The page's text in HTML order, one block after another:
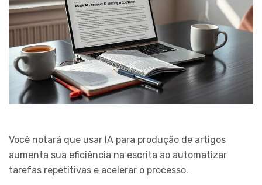
Você notará que usar IA para produção de artigos
aumenta sua eficiência na escrita ao automatizar
tarefas repetitivas e acelerar o processo.